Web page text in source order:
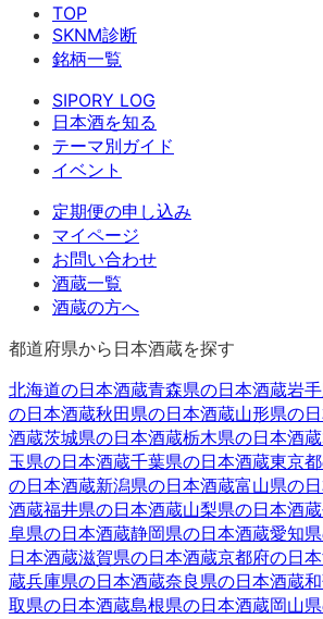
TOP
SKNM診断
銘柄一覧
SIPORY LOG
日本酒を知る
テーマ別ガイド
イベント
定期便の申し込み
マイページ
お問い合わせ
酒蔵一覧
酒蔵の方へ
都道府県から日本酒蔵を探す
北海道の日本酒蔵青森県の日本酒蔵岩
の日本酒蔵秋田県の日本酒蔵山形県の
酒蔵茨城県の日本酒蔵栃木県の日本酒蔵
玉県の日本酒蔵千葉県の日本酒蔵東京都
の日本酒蔵新潟県の日本酒蔵富山県の
酒蔵福井県の日本酒蔵山梨県の日本酒蔵
阜県の日本酒蔵静岡県の日本酒蔵愛知県
日本酒蔵滋賀県の日本酒蔵京都府の日
蔵兵庫県の日本酒蔵奈良県の日本酒蔵
取県の日本酒蔵島根県の日本酒蔵岡山県